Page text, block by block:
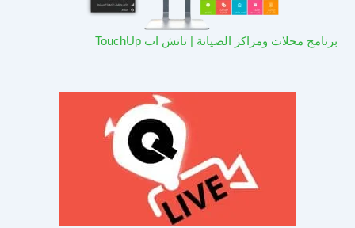
برنامج محلات ومراكز الصيانة | تاتش اب TouchUp